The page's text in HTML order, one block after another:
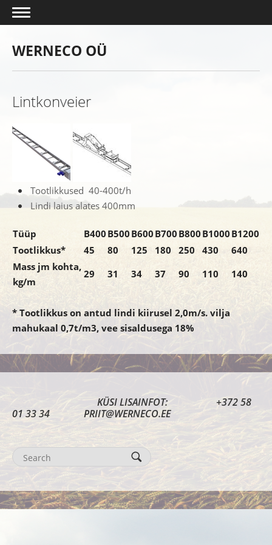
WERNECO OÜ
Lintkonveier
Tootlikkused 40-400t/h
Lindi laius alates 400mm
Tüüp B400 B500 B600 B700 B800 B1000 B1200
Tootlikkus*
45 80 125 180 250 430
640
Mass jm kohta,
kg/m
29 31 34 37 90 110 140
* Tootlikkus on antud lindi kiirusel 2,0m/s. vilja
mahukaal 0,7t/m3, vee sisaldusega 18%
KÜSI LISAINFOT: +372 58
01 33 34 PRIIT@WERNECO.EE